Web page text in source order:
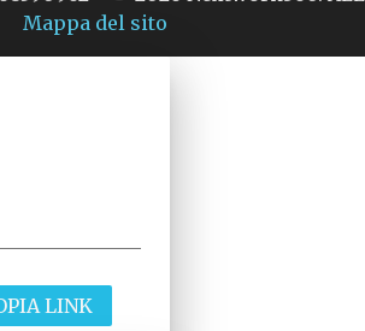
Mappa del sito
LINK